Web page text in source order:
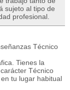
sujeto al tipo de
profesional.
Técnico
Tienes la
Técnico
tu lugar habitual